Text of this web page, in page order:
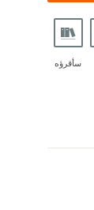
سأقرؤه